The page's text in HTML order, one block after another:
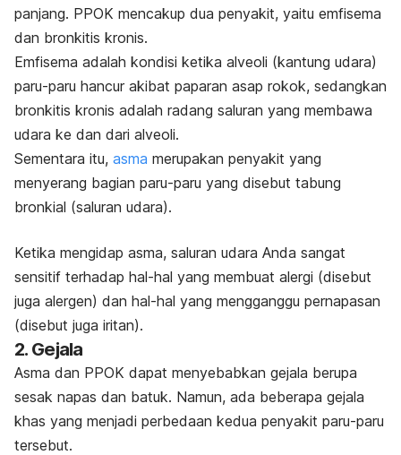
panjang. PPOK mencakup dua penyakit, yaitu emfisema
dan bronkitis kronis.
Emfisema adalah kondisi ketika alveoli (kantung udara)
paru-paru hancur akibat paparan asap rokok, sedangkan
bronkitis kronis adalah radang saluran yang membawa
udara ke dan dari alveoli.
Sementara itu, asma merupakan penyakit yang
menyerang bagian paru-paru yang disebut tabung
bronkial (saluran udara).
Ketika mengidap asma, saluran udara Anda sangat
sensitif terhadap hal-hal yang membuat alergi (disebut
juga alergen) dan hal-hal yang mengganggu pernapasan
(disebut juga iritan).
2. Gejala
Asma dan PPOK dapat menyebabkan gejala berupa
sesak napas dan batuk. Namun, ada beberapa gejala
khas yang menjadi perbedaan kedua penyakit paru-paru
tersebut.